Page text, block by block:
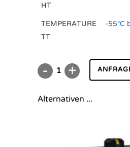
HT
TEMPERATURE
TT
-55°C
DR/SC04000U
Alternativen ...